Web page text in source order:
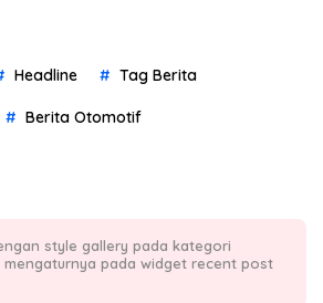
Headline Tag Berita
Berita Otomotif
style gallery pada kategori
mengaturnya pada widget recent post